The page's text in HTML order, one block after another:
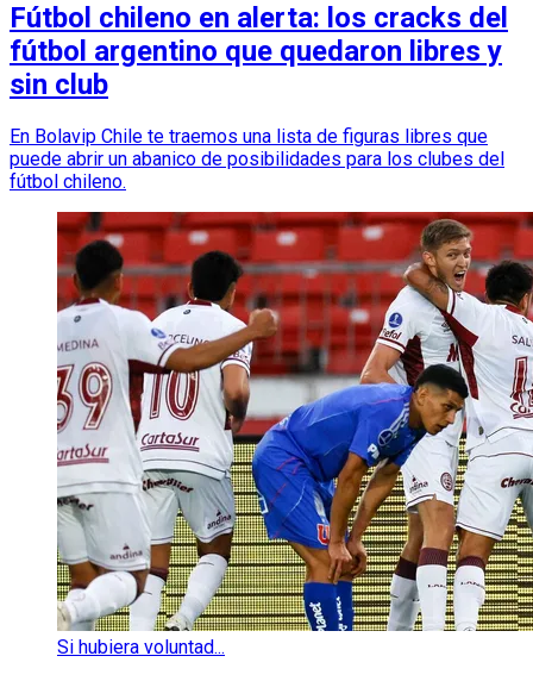
Fútbol chileno en alerta: los cracks del
fútbol argentino que quedaron libres y
sin club
En Bolavip Chile te traemos una lista de figuras libres que
puede abrir un abanico de posibilidades para los clubes del
fútbol chileno.
Si hubiera voluntad...